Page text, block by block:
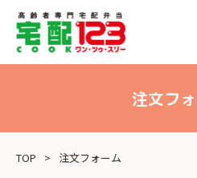
注文フ
TOP 注文フォーム